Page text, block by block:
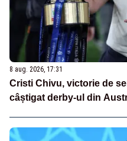
8 aug. 2026, 17:31
Cristi Chivu, victorie de
câștigat derby-ul din